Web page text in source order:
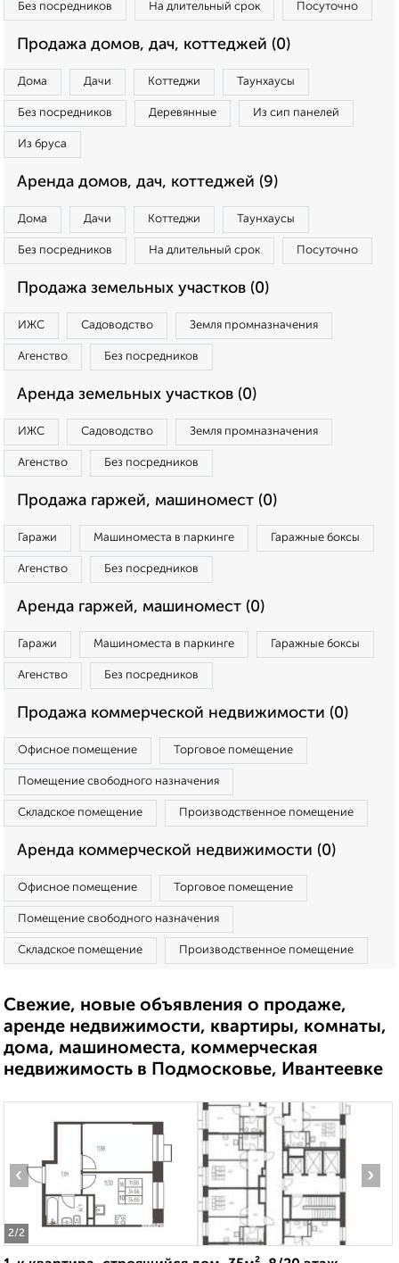
Без посредников На длительный срок Посуточно
Продажа домов, дач, коттеджей (0)
Дома Дачи Коттеджи Таунхаусы
Без посредников Деревянные Из сип панелей
Из бруса
Аренда домов, дач, коттеджей (9)
Дома Дачи Коттеджи Таунхаусы
Без посредников На длительный срок Посуточно
Продажа земельных участков (0)
ИЖС Садоводство Земля промназначения
Агенство Без посредников
Аренда земельных участков (0)
ИЖС Садоводство Земля промназначения
Агенство Без посредников
Продажа гаржей, машиномест (0)
Гаражи Машиноместа в паркинге Гаражные боксы
Агенство Без посредников
Аренда гаржей, машиномест (0)
Гаражи Машиноместа в паркинге Гаражные боксы
Агенство Без посредников
Продажа коммерческой недвижимости (0)
Офисное помещение Торговое помещение
Помещение свободного назначения
Складское помещение Производственное помещение
Аренда коммерческой недвижимости (0)
Офисное помещение Торговое помещение
Помещение свободного назначения
Складское помещение Производственное помещение
Свежие, новые объявления о продаже,
аренде недвижимости, квартиры, комнаты,
дома, машиноместа, коммерческая
недвижимость в Подмосковье, Ивантеевке
2/2
‹ ›